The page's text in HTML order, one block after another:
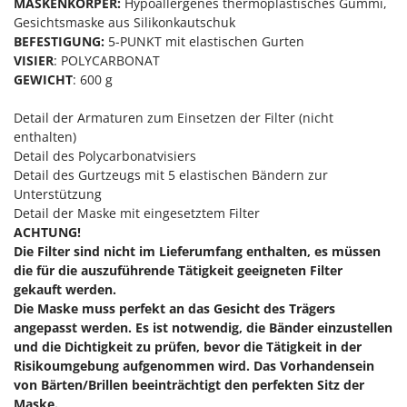
Rührtöpfe mit Elektrischem Rührwerk
Rupfmaschinen
Sämaschinen und Düngerstreuer
Scheibenpflüge
Schneefräsen
Schneeräumer
Schrotmühlen - elektrisch
Schwader für Traktoren
Schweißgeräte
Seilwinden - Motorseilwinden
Sichelmähwerke für Traktoren
Sichelmulcher für Traktoren
Sortierer für Oliven
GreenBay
Greenworks
GRIFO
GYS
H
Hailo
Helvi
Henx
HiKOKI
Honda
I
Idromatic
Il-Tec
Imperia
MASKENKÖRPER: Hypoallergenes thermoplastisches Gummi,
Gesichtsmaske aus Silikonkautschuk
BEFESTIGUNG: 5-PUNKT mit elastischen Gurten
VISIER: POLYCARBONAT
GEWICHT: 600 g
Detail der Armaturen zum Einsetzen der Filter (nicht
enthalten)
Detail des Polycarbonatvisiers
Detail des Gurtzeugs mit 5 elastischen Bändern zur
Unterstützung
Detail der Maske mit eingesetztem Filter
ACHTUNG!
Die Filter sind nicht im Lieferumfang enthalten, es müssen
die für die auszuführende Tätigkeit geeigneten Filter
gekauft werden.
Die Maske muss perfekt an das Gesicht des Trägers
angepasst werden. Es ist notwendig, die Bänder einzustellen
und die Dichtigkeit zu prüfen, bevor die Tätigkeit in der
Risikoumgebung aufgenommen wird. Das Vorhandensein
von Bärten/Brillen beeinträchtigt den perfekten Sitz der